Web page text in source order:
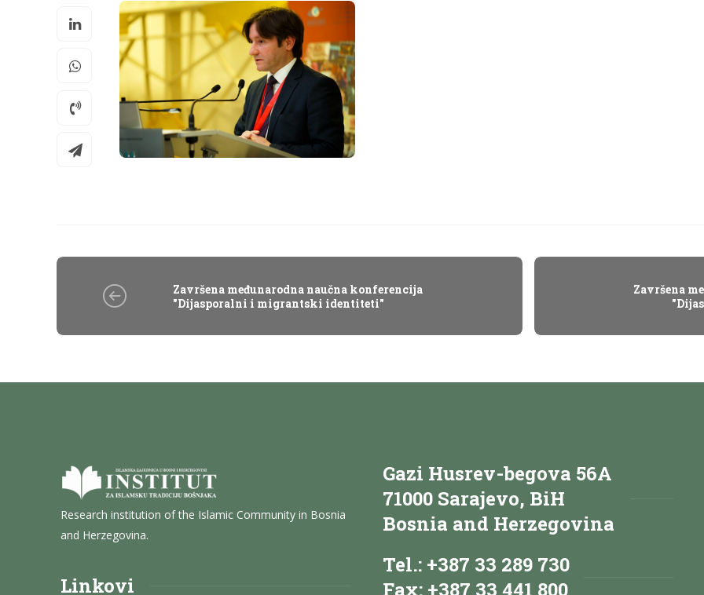
Završena međunarodna naučna konferencija
"Dijasporalni i migrantski identiteti"
Završena
Research institution of the Islamic Community in Bosnia
and Herzegovina.
Linkovi
Gazi Husrev-begova 56A
71000 Sarajevo, BiH
Bosnia and Herzegovina
Tel.: +387 33 289 730
Fax: +387 33 441 800